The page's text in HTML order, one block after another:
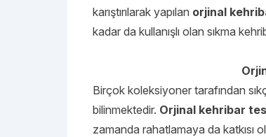
karıştırılarak yapılan orjinal
kadar da kullanışlı olan sıkma
Birçok koleksiyoner tarafından
bilinmektedir. Orjinal kehribar
zamanda rahatlamaya da katkısı